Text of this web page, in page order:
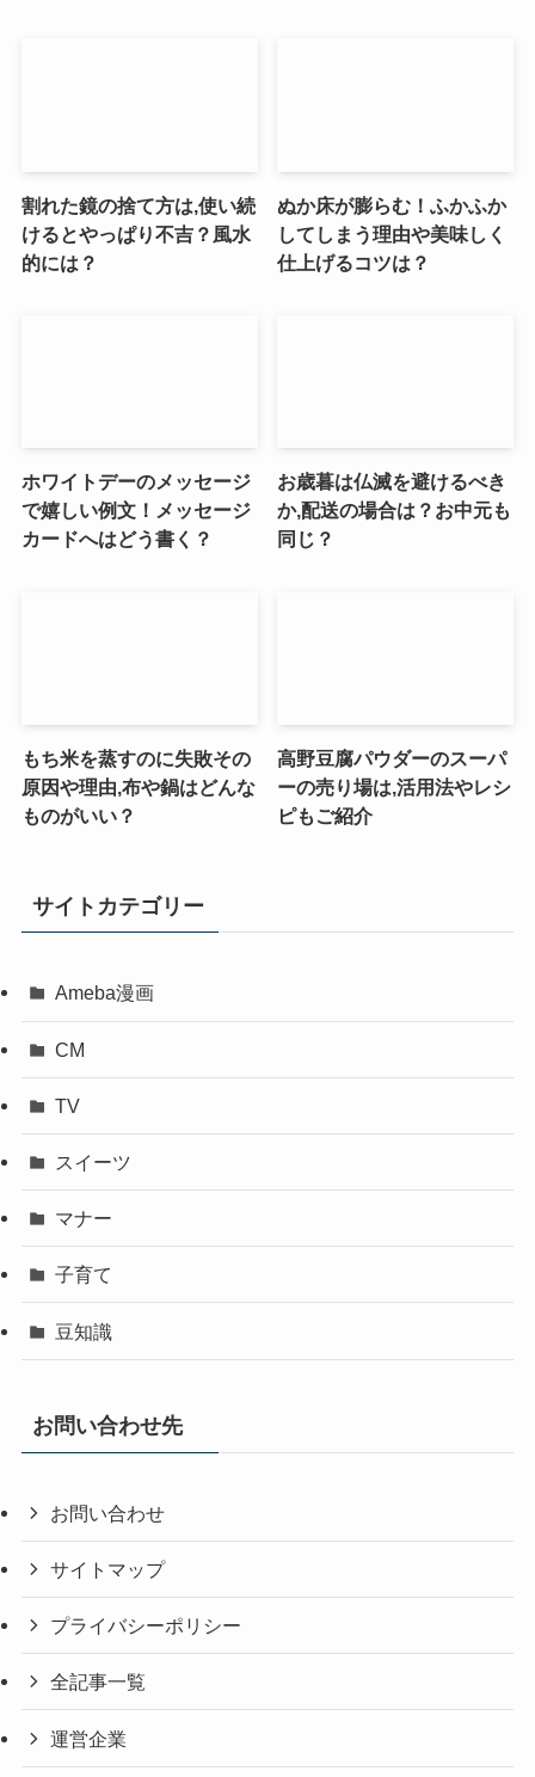
割れた鏡の捨て方は,使い続
けるとやっぱり不吉？風水
的には？
ぬか床が膨らむ！ふかふか
してしまう理由や美味しく
仕上げるコツは？
ホワイトデーのメッセージ
で嬉しい例文！メッセージ
カードへはどう書く？
お歳暮は仏滅を避けるべき
か,配送の場合は？お中元も
同じ？
もち米を蒸すのに失敗その
原因や理由,布や鍋はどんな
ものがいい？
高野豆腐パウダーのスーパ
ーの売り場は,活用法やレシ
ピもご紹介
サイトカテゴリー
Ameba漫画
CM
TV
スイーツ
マナー
子育て
豆知識
お問い合わせ先
お問い合わせ
サイトマップ
プライバシーポリシー
全記事一覧
運営企業